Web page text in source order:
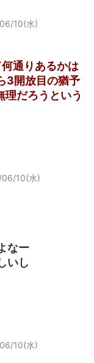
10(水)
通りあるかは
3開放目の猶予
理だろうという
10(水)
なー
いし
10(水)